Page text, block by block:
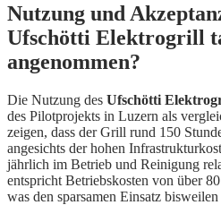
Nutzung und
Ufschötti Elektrogrill
angenommen?
Die Nutzung des Ufschötti
des Pilotprojekts in Luzern als
zeigen, dass der Grill rund 150
angesichts der hohen
jährlich im Betrieb und Reinigung
entspricht Betriebskosten von über
was den sparsamen Einsatz